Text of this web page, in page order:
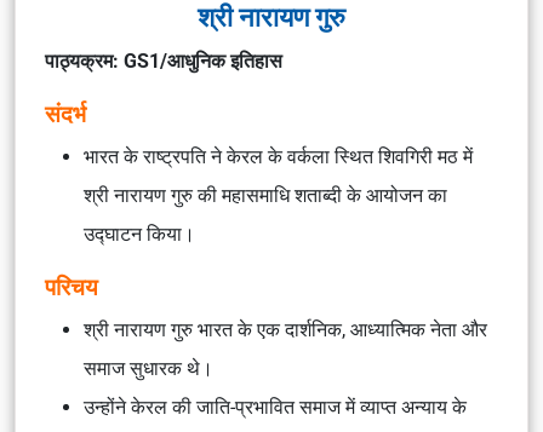
श्री नारायण गुरु
पाठ्यक्रम: GS1/आधुनिक इतिहास
संदर्भ
भारत के राष्ट्रपति ने केरल के वर्कला स्थित शिवगिरी मठ में
श्री नारायण गुरु की महासमाधि शताब्दी के आयोजन का
उद्घाटन किया।
परिचय
श्री नारायण गुरु भारत के एक दार्शनिक, आध्यात्मिक नेता और
समाज सुधारक थे।
उन्होंने केरल की जाति-प्रभावित समाज में व्याप्त अन्याय के